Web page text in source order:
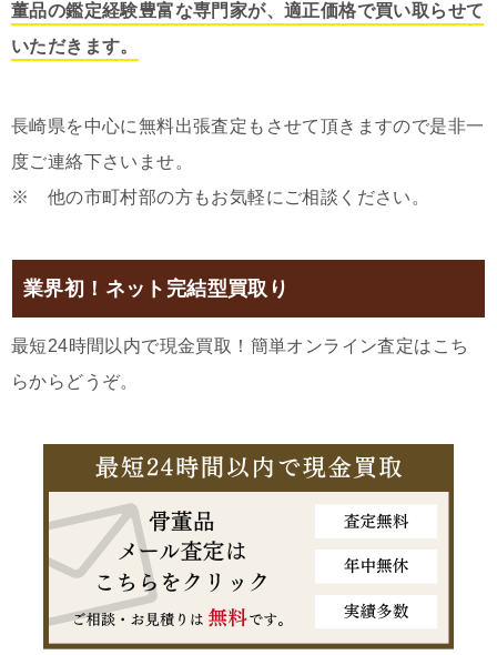
董品の鑑定経験豊富な専門家が、適正価格で買い取らせて
いただきます。
長崎県を中心に無料出張査定もさせて頂きますので是非一
度ご連絡下さいませ。
※ 他の市町村部の方もお気軽にご相談ください。
業界初！ネット完結型買取り
最短24時間以内で現金買取！簡単オンライン査定はこち
らからどうぞ。